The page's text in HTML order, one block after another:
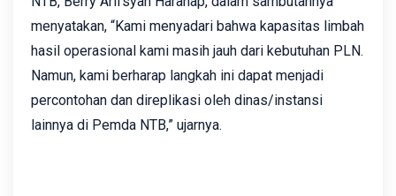
menyatakan, “Kami menyadari bahwa kapasitas limbah
hasil operasional kami masih jauh dari kebutuhan PLN.
Namun, kami berharap langkah ini dapat menjadi
percontohan dan direplikasi oleh dinas/instansi
lainnya di Pemda NTB,” ujarnya.